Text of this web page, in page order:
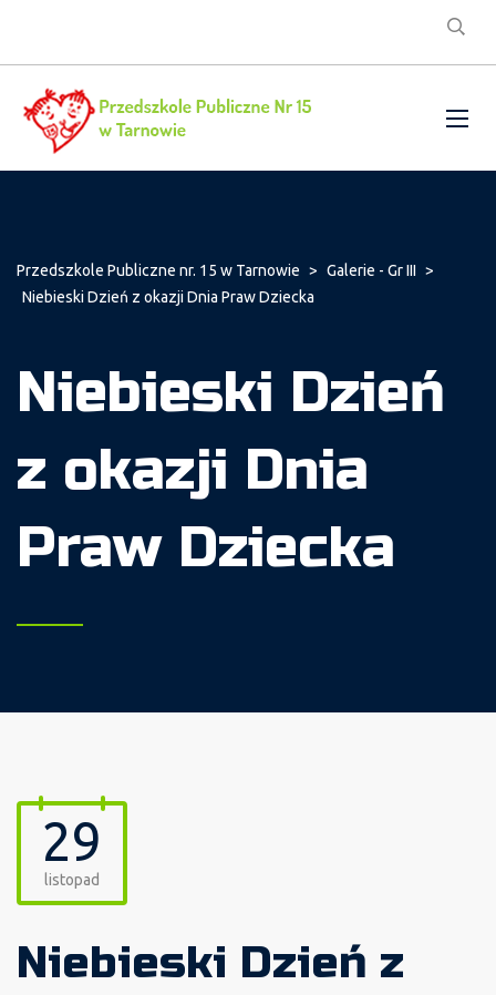
Przedszkole Publiczne nr. 15 w Tarnowie > Galerie - Gr III >
Niebieski Dzień z okazji Dnia Praw Dziecka
Niebieski Dzień
z okazji Dnia
Praw Dziecka
29
listopad
Niebieski Dzień z